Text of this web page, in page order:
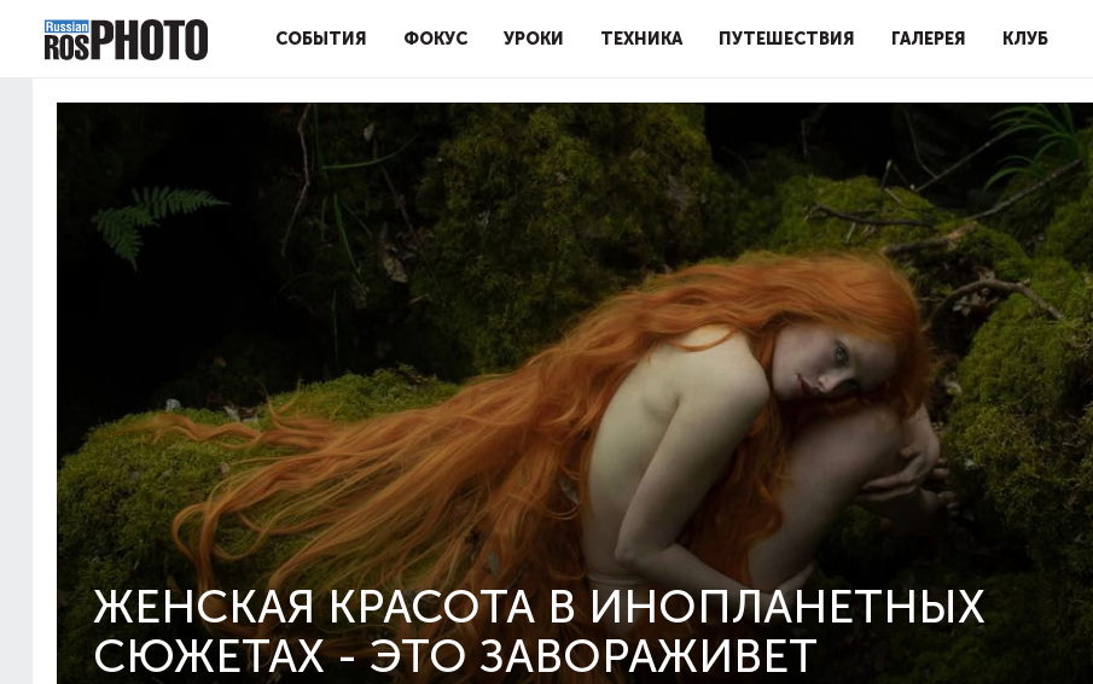
СОБЫТИЯ ФОКУС УРОКИ ТЕХНИКА ПУТЕШЕСТВИЯ ГАЛЕРЕЯ КЛУБ
ЖЕНСКАЯ КРАСОТА В ИНОПЛАНЕТНЫХ
СЮЖЕТАХ - ЭТО ЗАВОРАЖИВЕТ